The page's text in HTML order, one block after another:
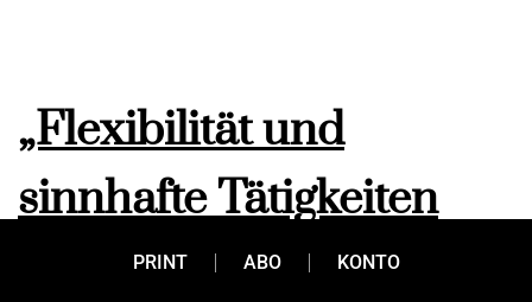
„Flexibilität und
sinnhafte Tätigkeiten
rücken in den
PRINT ABO KONTO